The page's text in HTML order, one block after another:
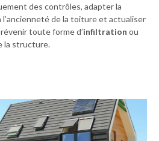
des contrôles, adapter la
de la toiture et actualiser
toute forme d’infiltration ou
la structure.